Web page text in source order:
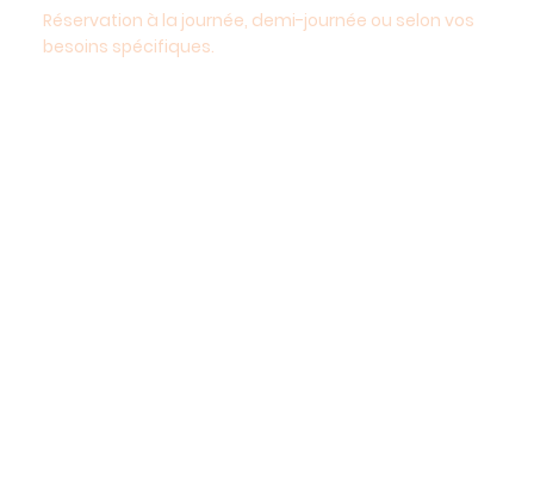
Réservation à la journée, demi-journée ou selon vos
besoins spécifiques.